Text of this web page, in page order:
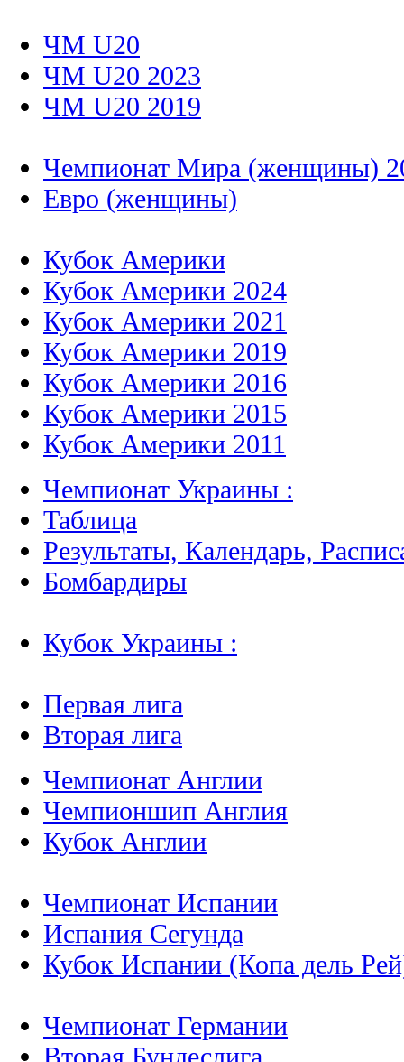
ЧМ U20
ЧМ U20 2023
ЧМ U20 2019
Чемпионат Мира (женщины)
Евро (женщины)
Кубок Америки
Кубок Америки 2024
Кубок Америки 2021
Кубок Америки 2019
Кубок Америки 2016
Кубок Америки 2015
Кубок Америки 2011
Чемпионат Украины :
Таблица
Результаты, Календарь,
Бомбардиры
Кубок Украины :
Первая лига
Вторая лига
Чемпионат Англии
Чемпионшип Англия
Кубок Англии
Чемпионат Испании
Испания Сегунда
Кубок Испании (Копа дель
Чемпионат Германии